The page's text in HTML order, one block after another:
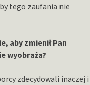
tego zaufania nie
aby zmienił Pan
wyobraża?
zdecydowali inaczej i